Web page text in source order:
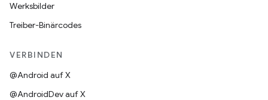
Werksbilder
Treiber-Binärcodes
VERBINDEN
@Android auf X
@AndroidDev auf X